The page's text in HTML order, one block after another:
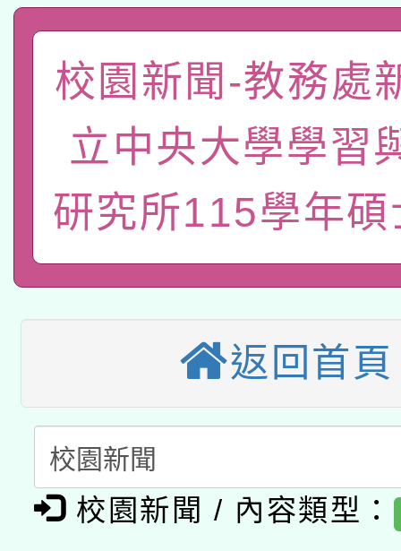
礎課程
A3數位素養講師名單
「數位內容與教學軟體
pilot」
有關大陸委員會函釋公
薪期間赴陸應申請許可
轉知經濟部水利署委託
業技術研究院辦理「
用水績優單位及節水達
動」
115年8月22日(星期六
桃園市孔廟祈福系列
開 智慧啟航」
2026年桃園地景藝術
招甄選結果公告(無人
招)
適應運動共學行動站研
本館辦理115年度閱讀
暨閱讀推動專業研習
科技賦能─人工智慧
礎課程
A3數位素養講師名單
「數位內容與教學軟
校園新聞-教務處
立中央大學學習
研究所115學年碩
返回首頁
校園新聞 / 內容類型：